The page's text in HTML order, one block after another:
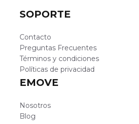
SOPORTE
Contacto
Preguntas Frecuentes
Términos y condiciones
Políticas de privacidad
EMOVE
Nosotros
Blog